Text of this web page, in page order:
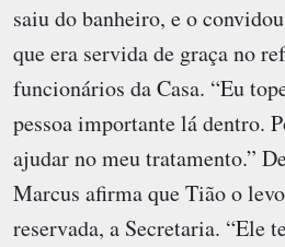
saiu do banheiro, e o
que era servida de graça no
funcionários da Casa. “Eu
pessoa importante lá dentro.
ajudar no meu tratamento.”
Marcus afirma que Tião o
reservada, a Secretaria. “Ele